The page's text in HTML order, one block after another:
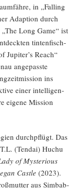
in „Fal­ling
Adap­ti­on durch
Long Game“ ist
tin­ten­fisch­
Jupiter’s Reach“
ange­pass­te
ins
einer intel­li­gen­
eige­ne Mis­si­on
durch­pflügt. Das
(Ten­dai) Huchu
of Mys­te­rious
Cast­le (2023).
aus Sim­bab­